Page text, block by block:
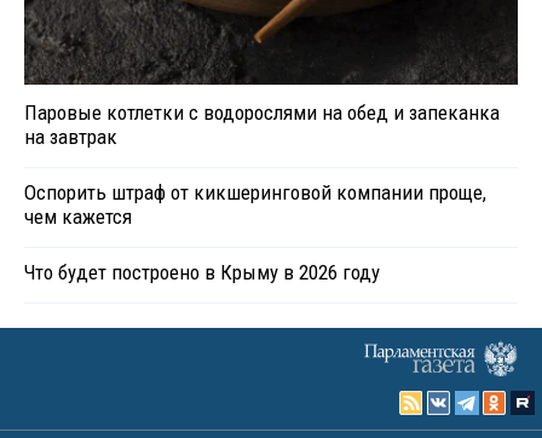
Паровые котлетки с водорослями на обед и запеканка
на завтрак
Оспорить штраф от кикшеринговой компании проще,
чем кажется
Что будет построено в Крыму в 2026 году